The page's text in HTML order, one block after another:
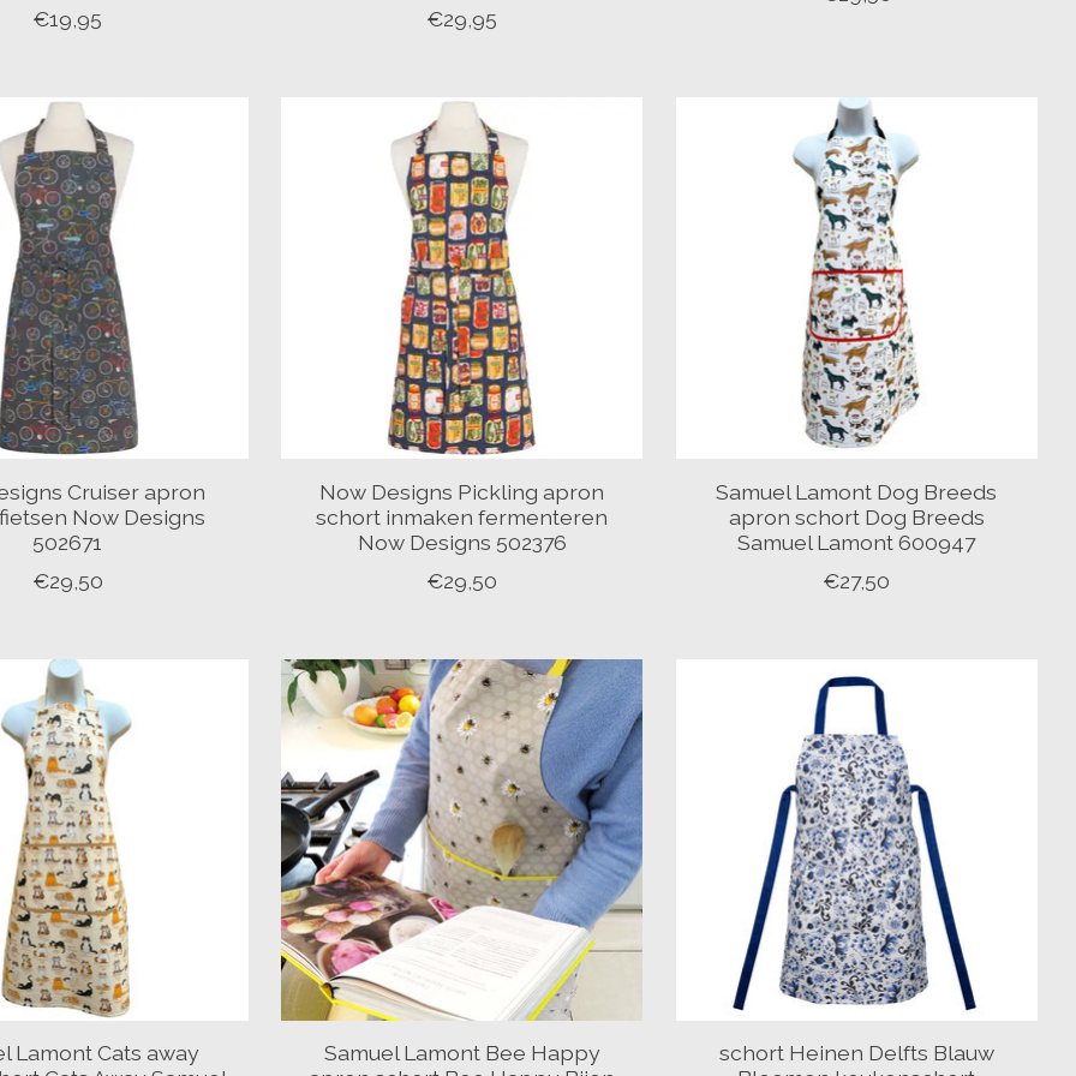
€19,95
€29,95
Cruiser apron
Now Designs
502671
€29,50
Now Designs Pickling apron
schort inmaken fermenteren
Now Designs 502376
€29,50
Samuel Lamont Dog Breeds
apron schort Dog Breeds
Samuel Lamont 600947
€27,50
Lamont Cats away
Samuel Lamont Bee Happy
schort Heinen Delfts Blauw